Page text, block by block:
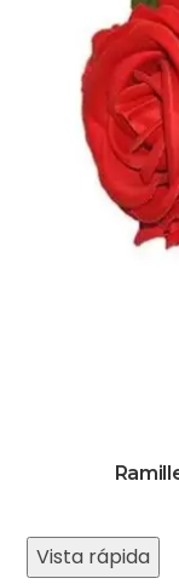
Vista rápida